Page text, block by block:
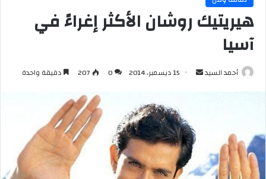
هيريتيك روشان الأكثر إغراءً في
آسيا
أحمد السيد
أرسل 15 ديسمبر، 2014 0
207 دقيقة واحدة